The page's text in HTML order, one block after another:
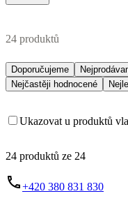
24 produktů
Doporučujeme
Nejčastěji hodnocené
Ukazovat u produktů
24 produktů ze 24
+420 380 831 830